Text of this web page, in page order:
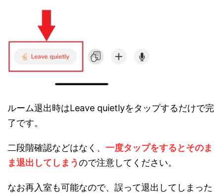
ルーム退出時はLeave quietlyをタップするだけで完
了です。
二段階確認などはなく、 一度タップをするとそのま
ま退出してしまうので注意してください。
なお再入室も可能なので、誤って退出してしまった